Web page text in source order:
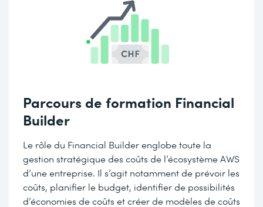
Parcours de formation Financial
Builder
Le rôle du Financial Builder englobe toute la
gestion stratégique des coûts de l’écosystème AWS
d’une entreprise. Il s’agit notamment de prévoir les
coûts, planifier le budget, identifier de possibilités
d’économies de coûts et créer de modèles de coûts